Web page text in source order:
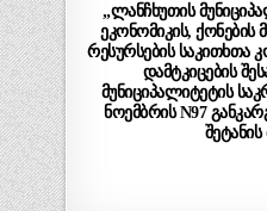
„ლანჩხუთის
ეკონომიკის, ქონების
რესურსების საკითხთა
დამტკიცების
მუნიციპალიტეტის
ნოემბრის N97